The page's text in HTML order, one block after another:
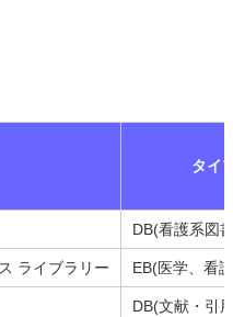
タイ
DB(看護系図
ライブラリー EB(医学、看
DB(文献・引